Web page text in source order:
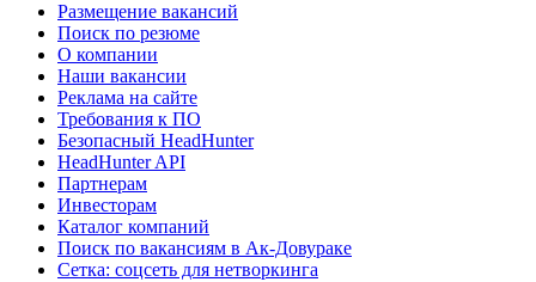
Размещение вакансий
Поиск по резюме
О компании
Наши вакансии
Реклама на сайте
Требования к ПО
Безопасный HeadHunter
HeadHunter API
Партнерам
Инвесторам
Каталог компаний
Поиск по вакансиям в Ак-Довураке
Сетка: соцсеть для нетворкинга